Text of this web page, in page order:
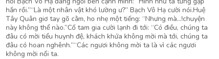
hắn rồi.”“Là một nhân vật khó lường ư?” Bạch Vô Hạ cười nói.Huệ
Tây Quân giơ tay gõ cằm, ho nhẹ một tiếng: “Nhưng mà…!chuyện
này không thể nào.”Cố tam gia cười lạnh đi tới: “Có điều, chúng ta
đâu có mời tiểu huynh đệ, khách khứa không mời mà tới, chúng ta
đâu có hoan nghênh.”“Các ngươi không mời ta là vì các ngươi
không mời nổi ta.